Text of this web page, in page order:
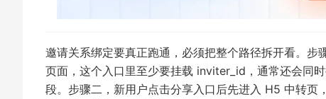
邀请关系绑定要真正跑通，必须把整个路径拆开看。
页面，这个入口里至少要挂载 inviter_id，通常还会同
段。步骤二，新用户点击分享入口后先进入 H5 中转